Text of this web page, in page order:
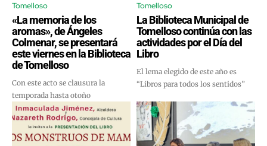
Tomelloso
«La memoria de los
aromas», de Ángeles
Colmenar, se presentará
este viernes en la Biblioteca
de Tomelloso
Con este acto se clausura la
temporada hasta otoño
Tomelloso
La Biblioteca Municipal de
Tomelloso continúa con las
actividades por el Día del
Libro
El lema elegido de este año es
“Libros para todos los sentidos”